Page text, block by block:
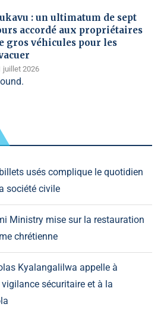
: un ultimatum de sept
accordé aux propriétaires
gros véhicules pour les
juillet 2026
usés complique le quotidien
société civile
Ministry mise sur la restauration
chrétienne
Kyalangalilwa appelle à
sécuritaire et à la